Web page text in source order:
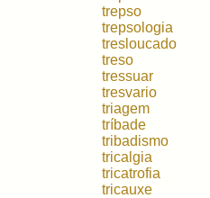
trepso
trepsologia
tresloucado
treso
tressuar
tresvario
triagem
tríbade
tribadismo
tricalgia
tricatrofia
tricauxe